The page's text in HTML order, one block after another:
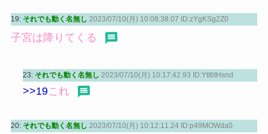
19: それでも動く名無し 2023/07/10(月) 10:08:38.07 ID:zYgKSg2Z0
子宮は降りてくる
23: それでも動く名無し 2023/07/10(月) 10:17:42.93 ID:Ytt6tHsnd
>>19これ
20: それでも動く名無し 2023/07/10(月) 10:12:11.24 ID:p49MOWda0